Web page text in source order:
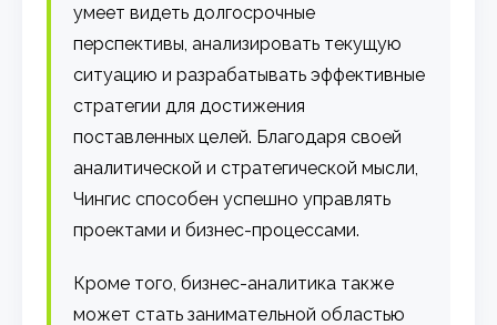
умеет видеть долгосрочные
перспективы, анализировать текущую
ситуацию и разрабатывать эффективные
стратегии для достижения
поставленных целей. Благодаря своей
аналитической и стратегической мысли,
Чингис способен успешно управлять
проектами и бизнес-процессами.
Кроме того, бизнес-аналитика также
может стать занимательной областью